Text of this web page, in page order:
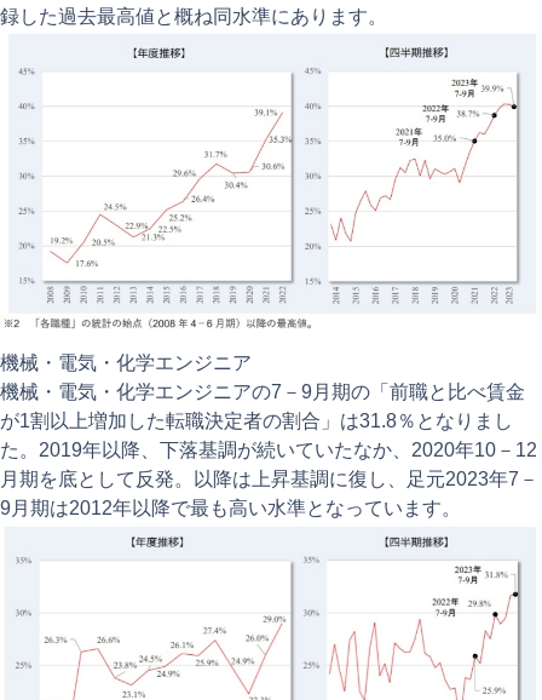
録した過去最高値と概ね同水準にあります。
機械・電気・化学エンジニア
機械・電気・化学エンジニアの7－9月期の「前職と比べ賃金
が1割以上増加した転職決定者の割合」は31.8％となりまし
た。2019年以降、下落基調が続いていたなか、2020年10－12
月期を底として反発。以降は上昇基調に復し、足元2023年7－
9月期は2012年以降で最も高い水準となっています。